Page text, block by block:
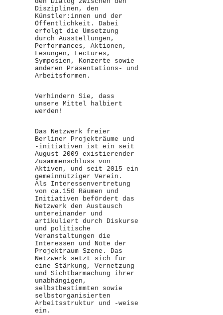
Disziplinen, den
Künstler:innen und der
Öffentlichkeit. Dabei
erfolgt die Umsetzung
durch Ausstellungen,
Performances, Aktionen,
Lesungen, Lectures,
Symposien, Konzerte sowie
anderen Präsentations- und
Arbeitsformen.
Verhindern Sie, dass
unsere Mittel halbiert
werden!
Das Netzwerk freier
Berliner Projekträume und
-initiativen ist ein seit
August 2009 existierender
Zusammenschluss von
Aktiven, und seit 2015 ein
gemeinnütziger Verein.
Als Interessenvertretung
von ca.150 Räumen und
Initiativen befördert das
Netzwerk den Austausch
untereinander und
artikuliert durch Diskurse
und politische
Veranstaltungen die
Interessen und Nöte der
Projektraum Szene. Das
Netzwerk setzt sich für
eine Stärkung, Vernetzung
und Sichtbarmachung ihrer
unabhängigen,
selbstbestimmten sowie
selbstorganisierten
Arbeitsstruktur und -weise
ein.